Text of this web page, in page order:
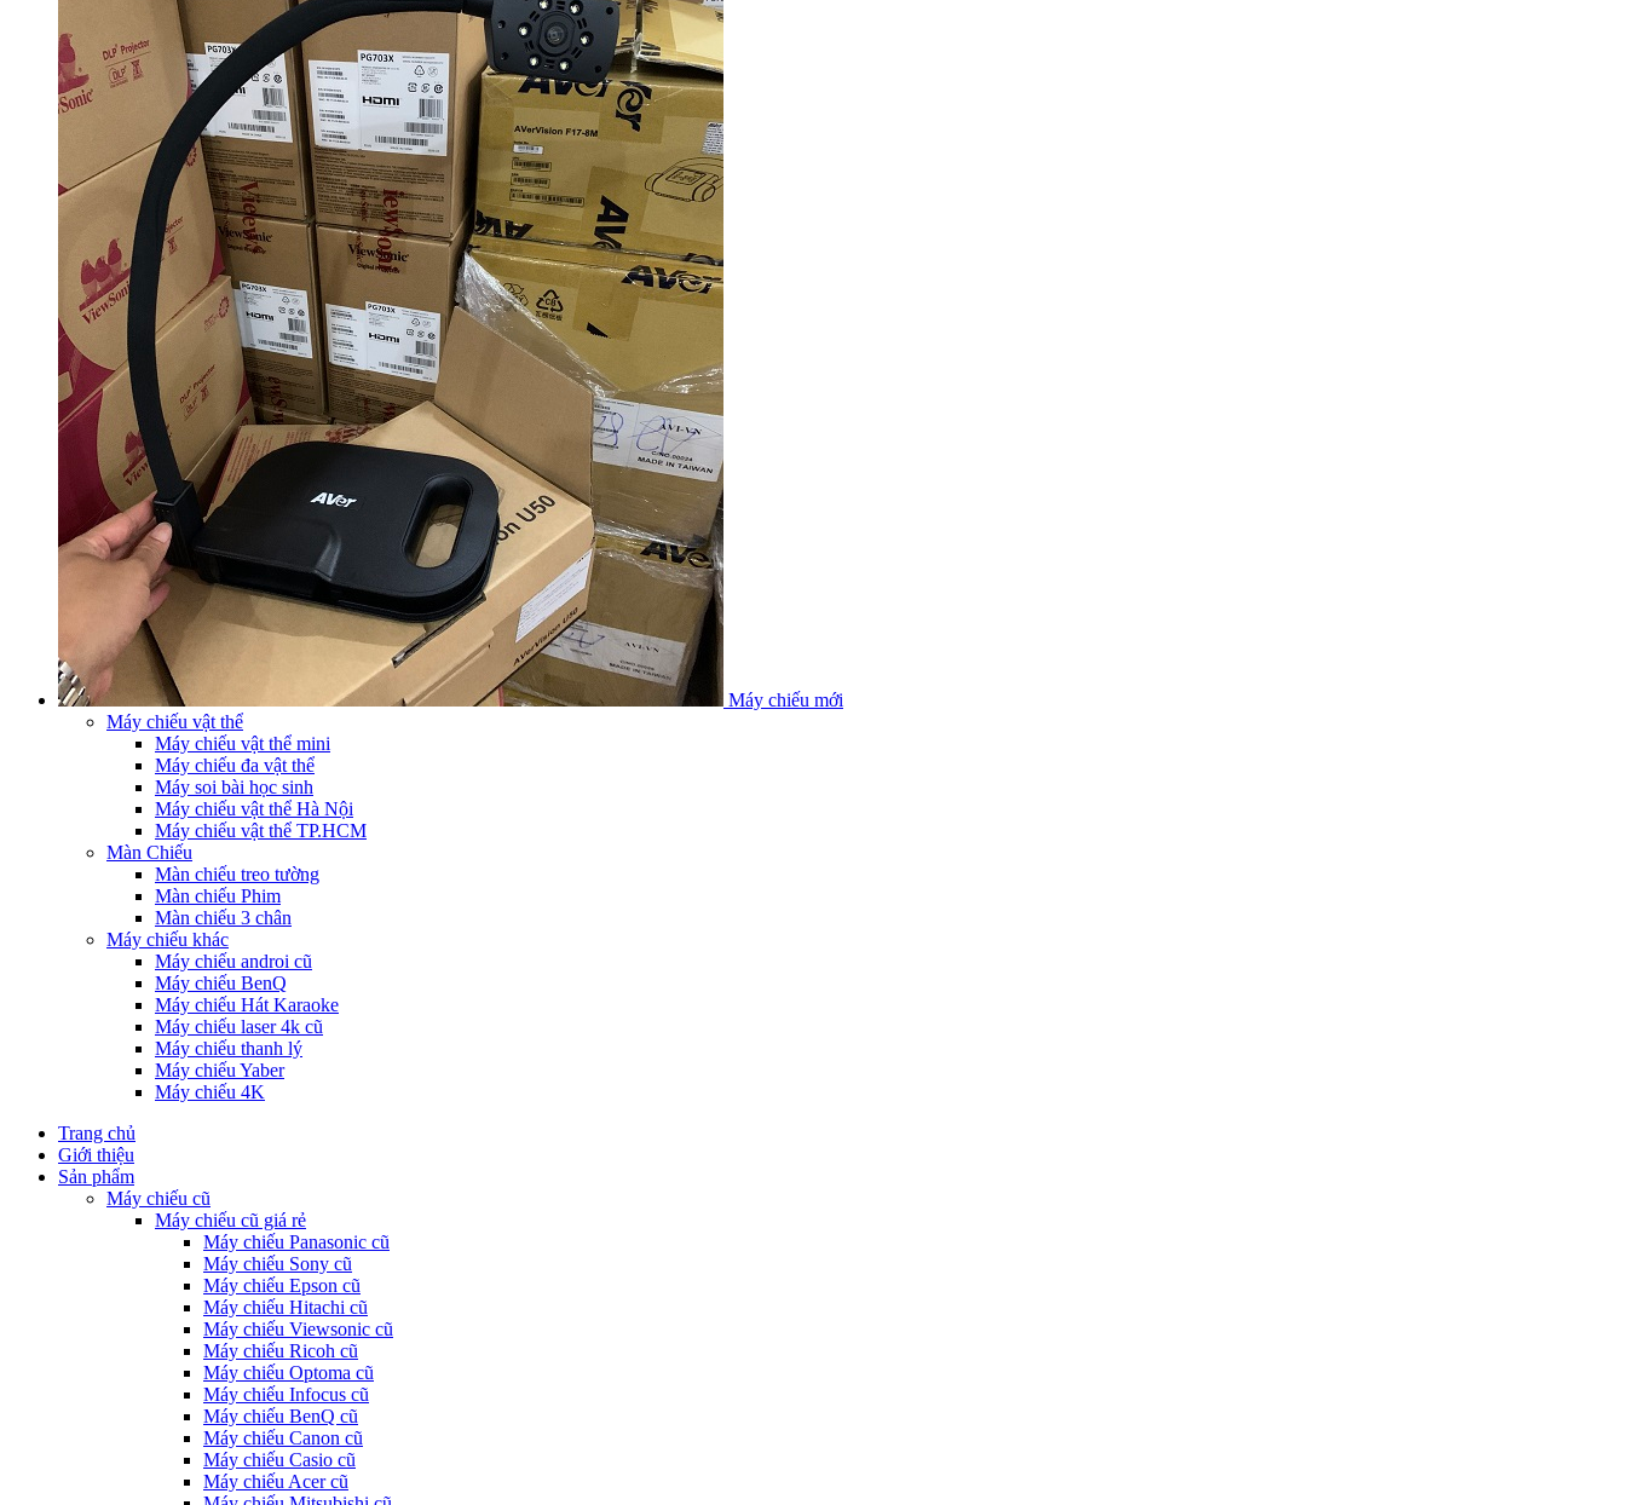
Máy chiếu mới
Máy chiếu vật thể
Máy chiếu vật thể mini
Máy chiếu đa vật thể
Máy soi bài học sinh
Máy chiếu vật thể Hà Nội
Máy chiếu vật thể TP.HCM
Màn Chiếu
Màn chiếu treo tường
Màn chiếu Phim
Màn chiếu 3 chân
Máy chiếu khác
Máy chiếu androi cũ
Máy chiếu BenQ
Máy chiếu Hát Karaoke
Máy chiếu laser 4k cũ
Máy chiếu thanh lý
Máy chiếu Yaber
Máy chiếu 4K
Trang chủ
Giới thiệu
Sản phẩm
Máy chiếu cũ
Máy chiếu cũ giá rẻ
Máy chiếu Panasonic cũ
Máy chiếu Sony cũ
Máy chiếu Epson cũ
Máy chiếu Hitachi cũ
Máy chiếu Viewsonic cũ
Máy chiếu Ricoh cũ
Máy chiếu Optoma cũ
Máy chiếu Infocus cũ
Máy chiếu BenQ cũ
Máy chiếu Canon cũ
Máy chiếu Casio cũ
Máy chiếu Acer cũ